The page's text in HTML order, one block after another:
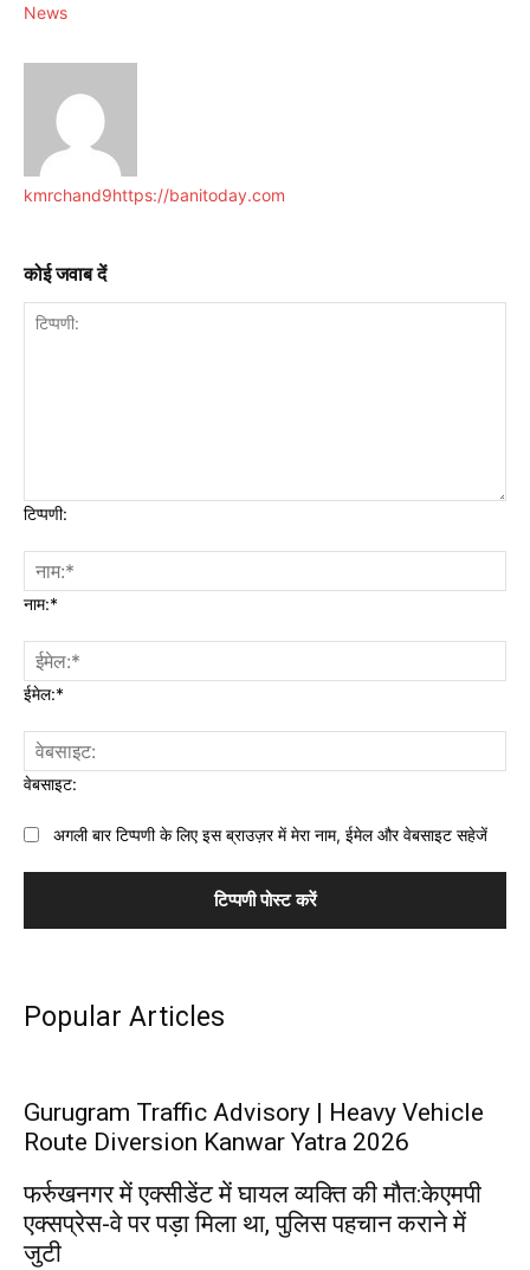
News
kmrchand9https://banitoday.com
कोई जवाब दें
टिप्पणी:
नाम:*
ईमेल:*
वेबसाइट:
अगली बार टिप्पणी के लिए इस ब्राउज़र में मेरा नाम, ईमेल और वेबसाइट सहेजें
Popular Articles
Gurugram Traffic Advisory | Heavy Vehicle
Route Diversion Kanwar Yatra 2026
फर्रुखनगर में एक्सीडेंट में घायल व्यक्ति की मौत:केएमपी
एक्सप्रेस-वे पर पड़ा मिला था, पुलिस पहचान कराने में
जुटी